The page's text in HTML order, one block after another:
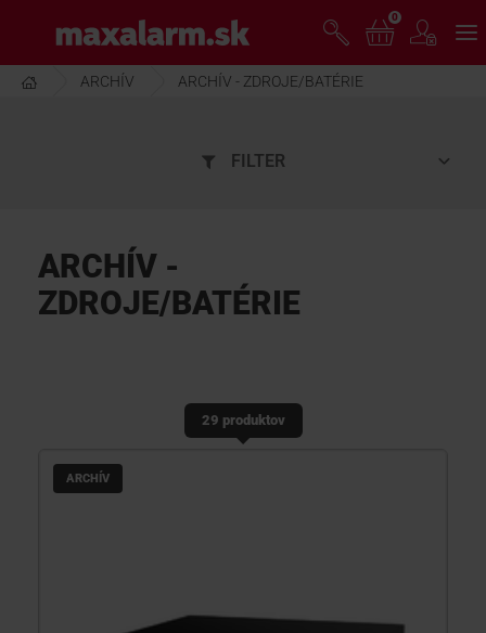
hlavnému
obsahu
www.maxalarm.sk
SPOLOČNOSŤ
0
ARCHÍV ARCHÍV - ZDROJE/BATÉRIE
FILTER
ARCHÍV -
ZDROJE/BATÉRIE
29 produktov
ARCHÍV